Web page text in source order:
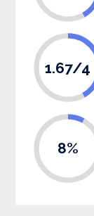
1.67/4
8%